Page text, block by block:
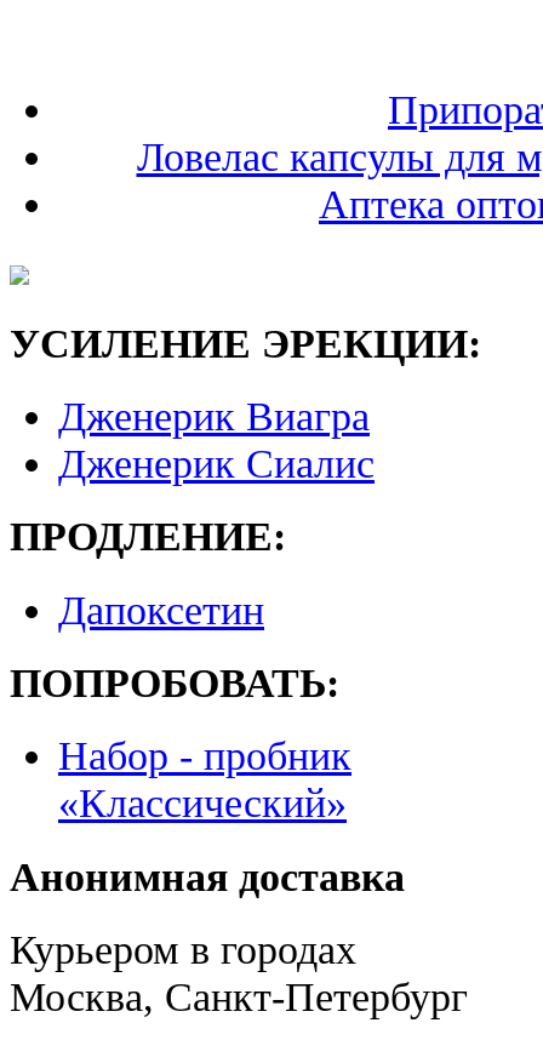
Ловелас капсулы для
Аптека
УСИЛЕНИЕ ЭРЕКЦИИ:
Дженерик Виагра
Дженерик Сиалис
ПРОДЛЕНИЕ:
Дапоксетин
ПОПРОБОВАТЬ:
Набор - пробник
«Классический»
Анонимная доставка
Курьером в городах
Москва, Санкт-Петербург